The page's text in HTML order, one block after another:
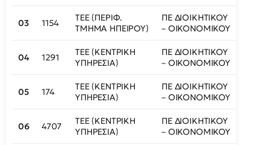
03 1154
ΤΕΕ (ΠΕΡΙΦ.
ΤΜΗΜΑ ΗΠΕΙΡΟΥ)
ΠΕ ΔΙΟΙΚΗΤΙΚΟΥ
– ΟΙΚΟΝΟΜΙΚΟΥ
04 1291
ΤΕΕ (ΚΕΝΤΡΙΚΗ
ΥΠΗΡΕΣΙΑ)
ΠΕ ΔΙΟΙΚΗΤΙΚΟΥ
– ΟΙΚΟΝΟΜΙΚΟΥ
05 174
ΤΕΕ (ΚΕΝΤΡΙΚΗ
ΥΠΗΡΕΣΙΑ)
ΠΕ ΔΙΟΙΚΗΤΙΚΟΥ
– ΟΙΚΟΝΟΜΙΚΟΥ
06 4707
ΤΕΕ (ΚΕΝΤΡΙΚΗ
ΥΠΗΡΕΣΙΑ)
ΠΕ ΔΙΟΙΚΗΤΙΚΟΥ
– ΟΙΚΟΝΟΜΙΚΟΥ